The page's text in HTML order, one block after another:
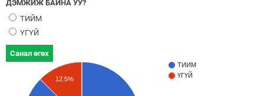
ДЭМЖИЖ БАЙНА УУ?
ТИЙМ
ҮГҮЙ
Санал өгөх
ТИЙМ
ҮГҮЙ
12.5%